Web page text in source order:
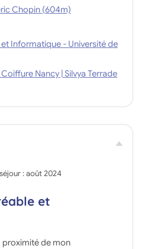
Lycée régional Frédéric Chopin (604m)
Informatique - Université de
Nancy | Silvya Terrade
:août 2024
et
proximité de mon